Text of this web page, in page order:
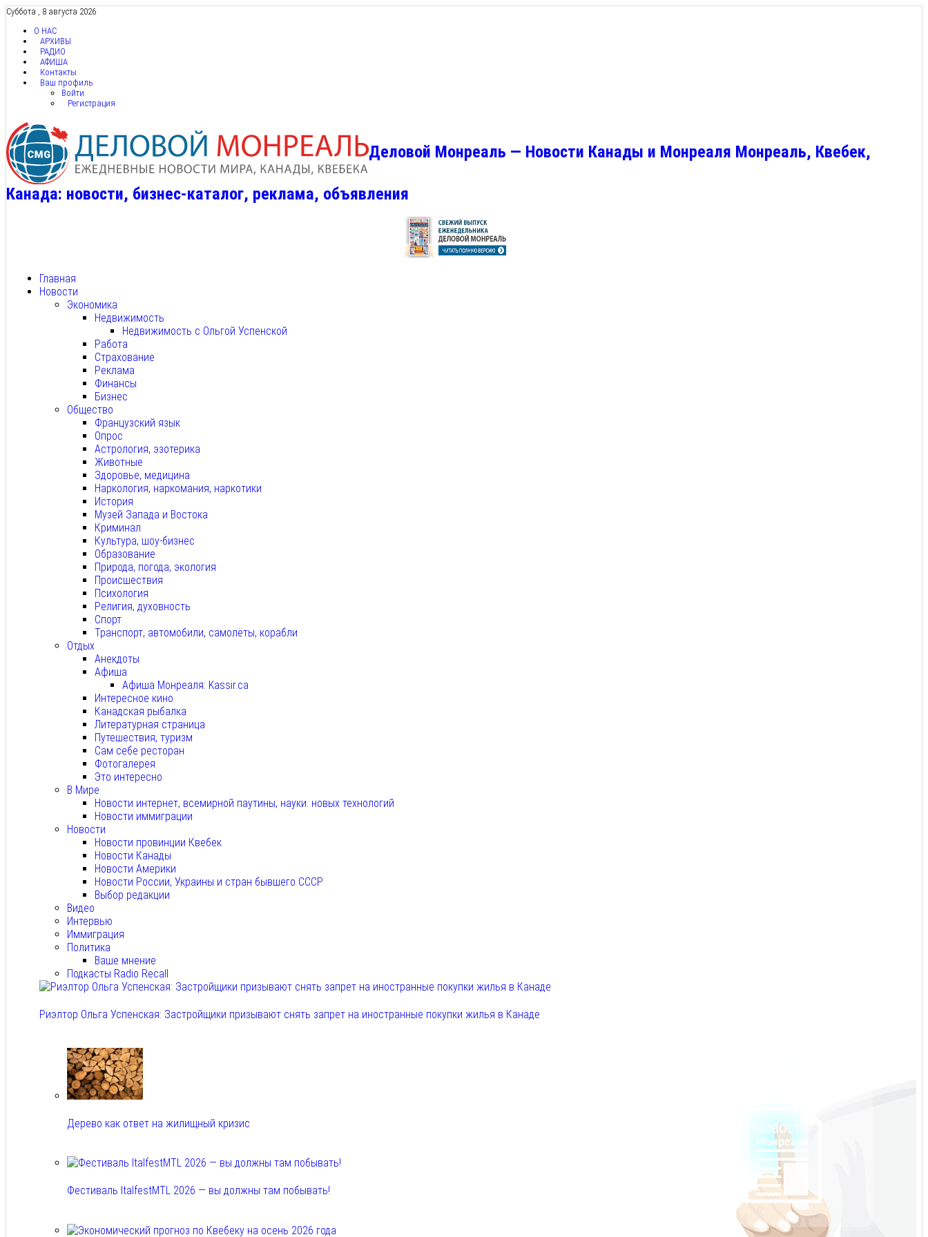
Суббота , 8 августа 2026
О НАС
АРХИВЫ
РАДИО
АФИША
Контакты
Ваш профиль
Войти
Регистрация
Деловой Монреаль — Новости Канады и Монреаля Монреаль, Квебек,
Канада: новости, бизнес-каталог, реклама, объявления
Главная
Новости
Экономика
Недвижимость
Недвижимость с Ольгой Успенской
Работа
Страхование
Реклама
Финансы
Бизнес
Общество
Французский язык
Опрос
Астрология, эзотерика
Животные
Здоровье, медицина
Наркология, наркомания, наркотики
История
Музей Запада и Востока
Криминал
Культура, шоу-бизнес
Образование
Природа, погода, экология
Происшествия
Психология
Религия, духовность
Спорт
Транспорт, автомобили, самолёты, корабли
Отдых
Анекдоты
Афиша
Афиша Монреаля: Kassir.ca
Интересное кино
Канадская рыбалка
Литературная страница
Путешествия, туризм
Сам себе ресторан
Фотогалерея
Это интересно
В Мире
Новости интернет, всемирной паутины, науки. новых технологий
Новости иммиграции
Новости
Новости провинции Квебек
Новости Канады
Новости Америки
Новости России, Украины и стран бывшего СССР
Выбор редакции
Видео
Интервью
Иммиграция
Политика
Ваше мнение
Подкасты Radio Recall
Риэлтор Ольга Успенская: Застройщики призывают снять запрет на иностранные покупки жилья в Канаде
Дерево как ответ на жилищный кризис
Фестиваль ItalfestMTL 2026 — вы должны там побывать!